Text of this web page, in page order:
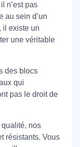
n’est pas
au sein d’un
il existe un
une véritable
des blocs
qui
pas le droit de
nos
résistants. Vous